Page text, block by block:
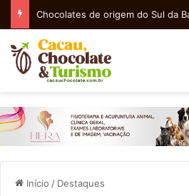
Início / Destaques